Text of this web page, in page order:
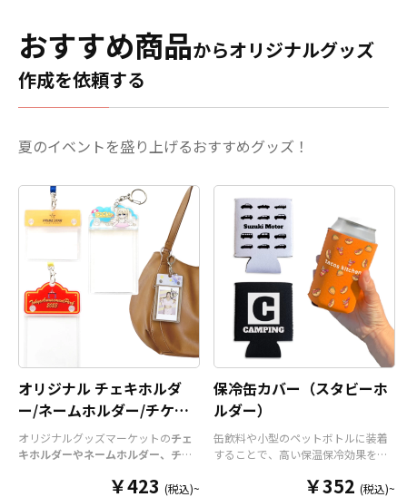
おすすめ商品からオリジナルグッズ
作成を依頼する
夏のイベントを盛り上げるおすすめグッズ！
オリジナル チェキホルダ
ー/ネームホルダー/チケッ
トホルダー
オリジナルグッズマーケットのチェ
キホルダーやネームホルダー、チケ
ダーパーツを組み合わせた今まであ
￥423 (税込)~
保冷缶カバー（スタビーホ
ルダー）
缶飲料や小型のペットボトルに装着
することで、高い保温保冷効果を発
ダー）をOEM製作できます。使わな
￥352 (税込)~